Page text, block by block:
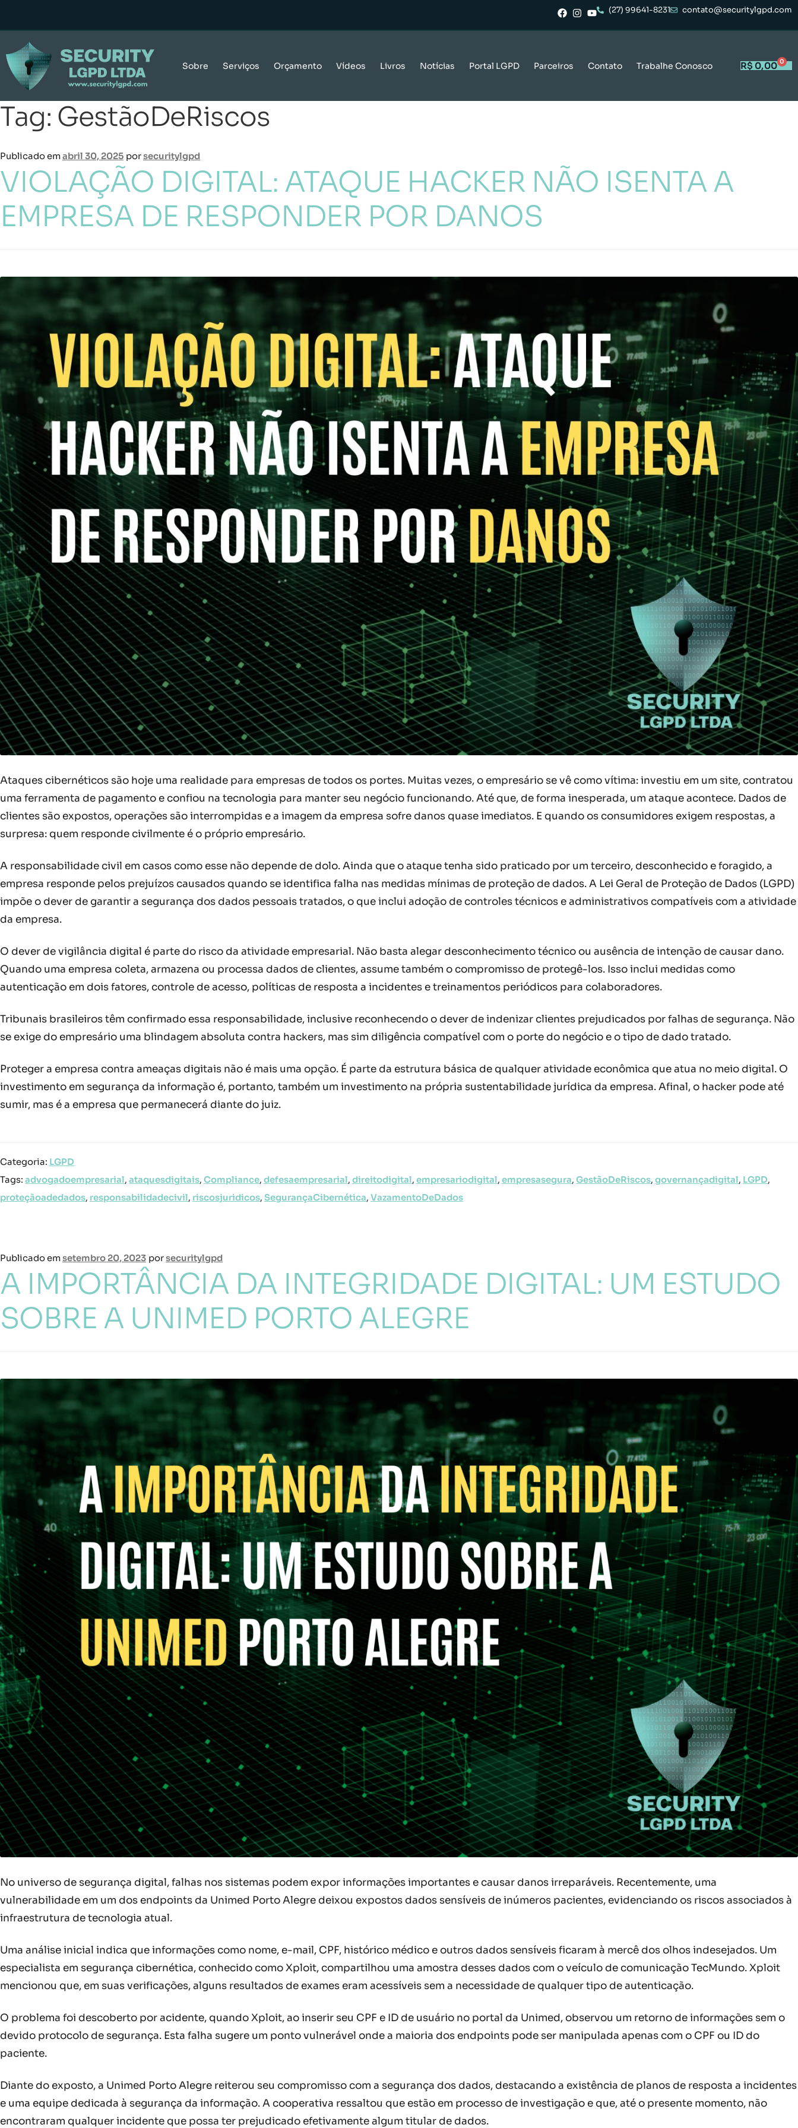
(27) 99641-8231 contato@securitylgpd.com
Sobre Serviços Orçamento Vídeos Livros Notícias Portal LGPD Parceiros Contato Trabalhe Conosco R$ 0,00 0
Tag: GestãoDeRiscos
Publicado emabril 30, 2025 porsecuritylgpd
VIOLAÇÃO DIGITAL: ATAQUE HACKER NÃO ISENTA A
EMPRESA DE RESPONDER POR DANOS
Ataques cibernéticos são hoje uma realidade para empresas de todos os portes. Muitas vezes, o empresário se vê como vítima: investiu em um site, contratou
uma ferramenta de pagamento e confiou na tecnologia para manter seu negócio funcionando. Até que, de forma inesperada, um ataque acontece. Dados de
clientes são expostos, operações são interrompidas e a imagem da empresa sofre danos quase imediatos. E quando os consumidores exigem respostas, a
surpresa: quem responde civilmente é o próprio empresário.
A responsabilidade civil em casos como esse não depende de dolo. Ainda que o ataque tenha sido praticado por um terceiro, desconhecido e foragido, a
empresa responde pelos prejuízos causados quando se identifica falha nas medidas mínimas de proteção de dados. A Lei Geral de Proteção de Dados (LGPD)
impõe o dever de garantir a segurança dos dados pessoais tratados, o que inclui adoção de controles técnicos e administrativos compatíveis com a atividade
da empresa.
O dever de vigilância digital é parte do risco da atividade empresarial. Não basta alegar desconhecimento técnico ou ausência de intenção de causar dano.
Quando uma empresa coleta, armazena ou processa dados de clientes, assume também o compromisso de protegê-los. Isso inclui medidas como
autenticação em dois fatores, controle de acesso, políticas de resposta a incidentes e treinamentos periódicos para colaboradores.
Tribunais brasileiros têm confirmado essa responsabilidade, inclusive reconhecendo o dever de indenizar clientes prejudicados por falhas de segurança. Não
se exige do empresário uma blindagem absoluta contra hackers, mas sim diligência compatível com o porte do negócio e o tipo de dado tratado.
Proteger a empresa contra ameaças digitais não é mais uma opção. É parte da estrutura básica de qualquer atividade econômica que atua no meio digital. O
investimento em segurança da informação é, portanto, também um investimento na própria sustentabilidade jurídica da empresa. Afinal, o hacker pode até
sumir, mas é a empresa que permanecerá diante do juiz.
Categoria: LGPD
Tags: advogadoempresarial, ataquesdigitais, Compliance, defesaempresarial, direitodigital, empresariodigital, empresasegura, GestãoDeRiscos, governançadigital, LGPD,
proteçãoadedados, responsabilidadecivil, riscosjuridicos, SegurançaCibernética, VazamentoDeDados
Publicado emsetembro 20, 2023 porsecuritylgpd
A IMPORTÂNCIA DA INTEGRIDADE DIGITAL: UM ESTUDO
SOBRE A UNIMED PORTO ALEGRE
No universo de segurança digital, falhas nos sistemas podem expor informações importantes e causar danos irreparáveis. Recentemente, uma
vulnerabilidade em um dos endpoints da Unimed Porto Alegre deixou expostos dados sensíveis de inúmeros pacientes, evidenciando os riscos associados à
infraestrutura de tecnologia atual.
Uma análise inicial indica que informações como nome, e-mail, CPF, histórico médico e outros dados sensíveis ficaram à mercê dos olhos indesejados. Um
especialista em segurança cibernética, conhecido como Xploit, compartilhou uma amostra desses dados com o veículo de comunicação TecMundo. Xploit
mencionou que, em suas verificações, alguns resultados de exames eram acessíveis sem a necessidade de qualquer tipo de autenticação.
O problema foi descoberto por acidente, quando Xploit, ao inserir seu CPF e ID de usuário no portal da Unimed, observou um retorno de informações sem o
devido protocolo de segurança. Esta falha sugere um ponto vulnerável onde a maioria dos endpoints pode ser manipulada apenas com o CPF ou ID do
paciente.
Diante do exposto, a Unimed Porto Alegre reiterou seu compromisso com a segurança dos dados, destacando a existência de planos de resposta a incidentes
e uma equipe dedicada à segurança da informação. A cooperativa ressaltou que estão em processo de investigação e que, até o presente momento, não
encontraram qualquer incidente que possa ter prejudicado efetivamente algum titular de dados.